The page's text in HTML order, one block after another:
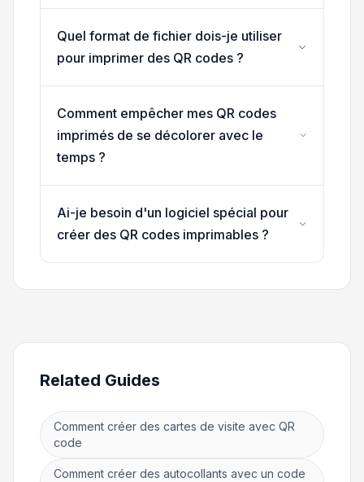
Quel format de fichier dois-je utiliser
pour imprimer des QR codes ?
Comment empêcher mes QR codes
imprimés de se décolorer avec le
temps ?
Ai-je besoin d'un logiciel spécial pour
créer des QR codes imprimables ?
Related Guides
Comment créer des cartes de visite avec QR
code
Comment créer des autocollants avec un code